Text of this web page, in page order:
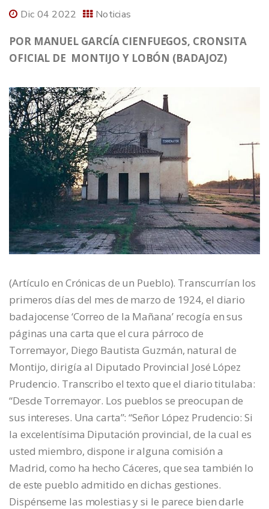
Dic 04 2022 Noticias
POR MANUEL GARCÍA CIENFUEGOS, CRONSITA
OFICIAL DE MONTIJO Y LOBÓN (BADAJOZ)
(Artículo en Crónicas de un Pueblo). Transcurrían los
primeros días del mes de marzo de 1924, el diario
badajocense ‘Correo de la Mañana’ recogía en sus
páginas una carta que el cura párroco de
Torremayor, Diego Bautista Guzmán, natural de
Montijo, dirigía al Diputado Provincial José López
Prudencio. Transcribo el texto que el diario titulaba:
“Desde Torremayor. Los pueblos se preocupan de
sus intereses. Una carta”: “Señor López Prudencio: Si
la excelentísima Diputación provincial, de la cual es
usted miembro, dispone ir alguna comisión a
Madrid, como ha hecho Cáceres, que sea también lo
de este pueblo admitido en dichas gestiones.
Dispénseme las molestias y si le parece bien darle